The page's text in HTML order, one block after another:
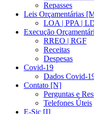
Repasses
Leis Orçamentárias
LOA | PPA |
Execução
RREO | RGF
Receitas
Despesas
Covid-19
Dados Covid-
Contato [N]
Perguntas e
Telefones Úteis
E-Sic [I]